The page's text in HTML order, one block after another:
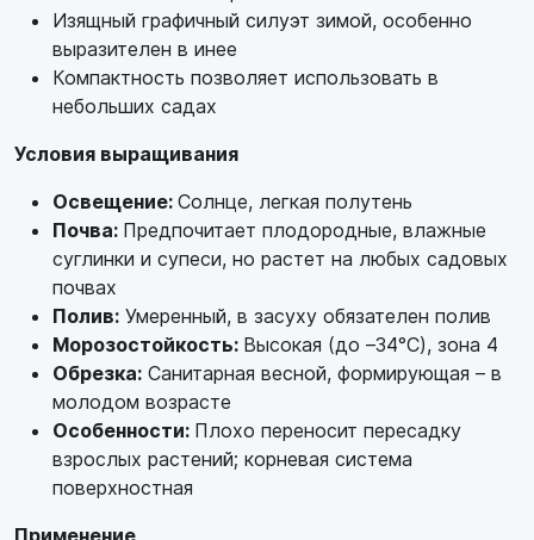
Изящный графичный силуэт зимой, особенно
выразителен в инее
Компактность позволяет использовать в
небольших садах
Условия выращивания
Освещение: Солнце, легкая полутень
Почва: Предпочитает плодородные, влажные
суглинки и супеси, но растет на любых садовых
почвах
Полив: Умеренный, в засуху обязателен полив
Морозостойкость: Высокая (до –34°C), зона 4
Обрезка: Санитарная весной, формирующая – в
молодом возрасте
Особенности: Плохо переносит пересадку
взрослых растений; корневая система
поверхностная
Применение